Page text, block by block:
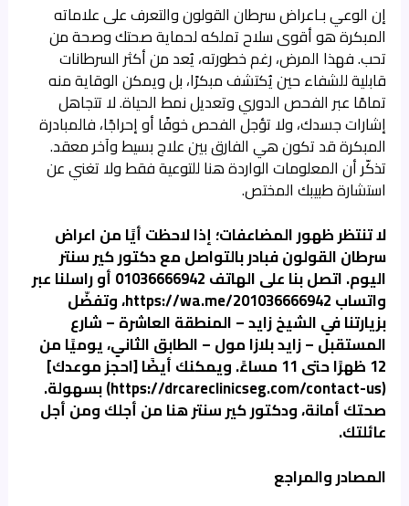
إن الوعي بـاعراض سرطان القولون والتعرف على علاماته
المبكرة هو أقوى سلاح تملكه لحماية صحتك وصحة من
تحب. فهذا المرض، رغم خطورته، يُعد من أكثر السرطانات
قابلية للشفاء حين يُكتشف مبكرًا، بل ويمكن الوقاية منه
تمامًا عبر الفحص الدوري وتعديل نمط الحياة. لا تتجاهل
إشارات جسدك، ولا تؤجل الفحص خوفًا أو إحراجًا، فالمبادرة
المبكرة قد تكون هي الفارق بين علاج بسيط وآخر معقد.
تذكّر أن المعلومات الواردة هنا للتوعية فقط ولا تغني عن
استشارة طبيبك المختص.
لا تنتظر ظهور المضاعفات؛ إذا لاحظت أيًا من اعراض
سرطان القولون فبادر بالتواصل معدكتور كير سنتر
اليوم. اتصل بنا على الهاتف 01036666942 أو راسلنا عبر
واتساب https://wa.me/201036666942، وتفضّل
بزيارتنا في الشيخ زايد – المنطقة العاشرة – شارع
المستقبل – زايد بلازا مول – الطابق الثاني، يوميًا من
12 ظهرًا حتى 11 مساءً. ويمكنك أيضًا [احجز موعدك]
(
https://drcareclinicseg.com/contact-us) بسهولة.
صحتك أمانة، ودكتور كير سنتر هنا من أجلك ومن أجل
عائلتك.
المصادر والمراجع